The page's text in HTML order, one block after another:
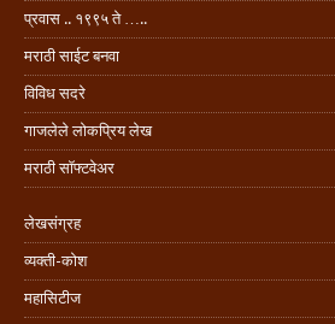
प्रवास .. १९९५ ते …..
मराठी साईट बनवा
विविध सदरे
गाजलेले लोकप्रिय लेख
मराठी सॉफ्टवेअर
लेखसंग्रह
व्यक्ती-कोश
महासिटीज